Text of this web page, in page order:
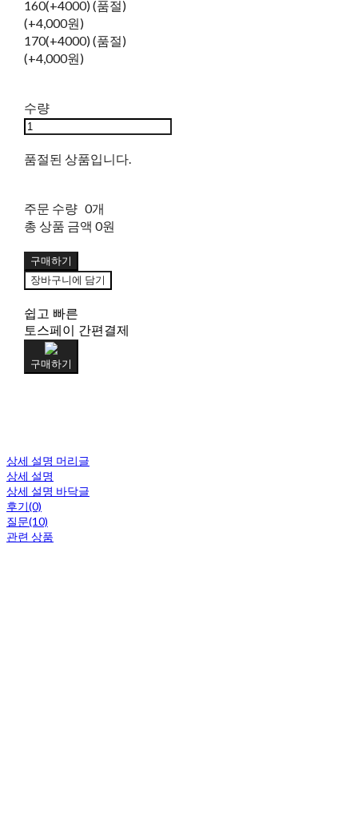
160(+4000) (품절)
(+4,000원)
170(+4000) (품절)
(+4,000원)
수량
품절된 상품입니다.
주문 수량 0개
총 상품 금액 0원
구매하기
장바구니에 담기
쉽고 빠른
토스페이 간편결제
구매하기
상세 설명 머리글
상세 설명
상세 설명 바닥글
후기(0)
질문(10)
관련 상품